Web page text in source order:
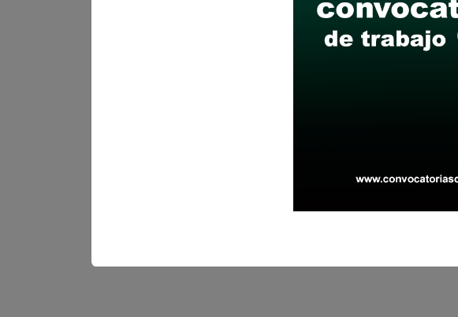
Registro de ficha de
Nosotros”. Recepción de la ficha de
Ver aquí Bases(convocatoria completa